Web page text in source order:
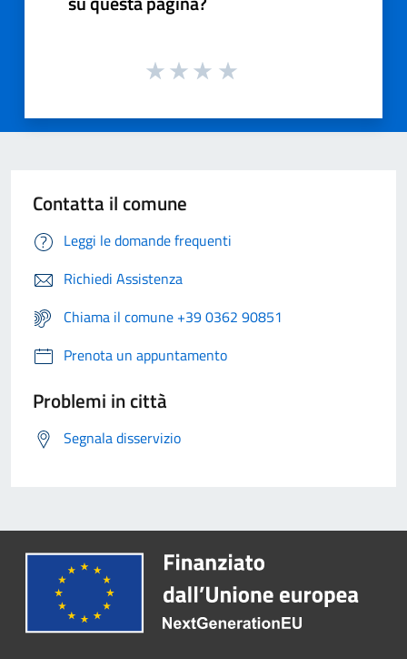
Contatta il comune
Leggi le domande frequenti
Richiedi Assistenza
Chiama il comune +39 0362 90851
Prenota un appuntamento
Problemi in città
Segnala disservizio